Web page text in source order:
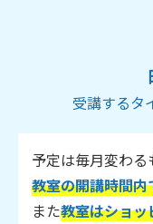
受講するタ
予定は毎月変わる
教室の開講時間
また教室はショ